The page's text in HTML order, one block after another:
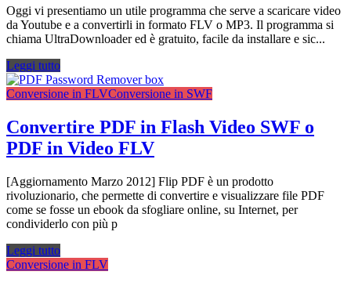
Oggi vi presentiamo un utile programma che serve a scaricare video
da Youtube e a convertirli in formato FLV o MP3. Il programma si
chiama UltraDownloader ed è gratuito, facile da installare e sic...
Leggi tutto
Conversione in FLVConversione in SWF
Convertire PDF in Flash Video SWF o
PDF in Video FLV
[Aggiornamento Marzo 2012] Flip PDF è un prodotto
rivoluzionario, che permette di convertire e visualizzare file PDF
come se fosse un ebook da sfogliare online, su Internet, per
condividerlo con più p
Leggi tutto
Conversione in FLV